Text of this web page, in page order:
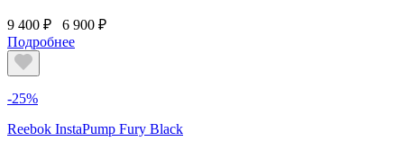
9 400 ₽
6 900 ₽
Подробнее
-25%
Reebok InstaPump Fury Black